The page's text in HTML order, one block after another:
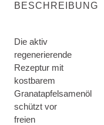
BESCHREIBUNG
Die aktiv
regenerierende
Rezeptur mit
kostbarem
Granatapfelsamenöl
schützt vor
freien